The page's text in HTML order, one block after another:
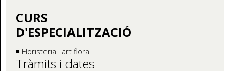
CURS
D'ESPECIALITZACIÓ
◾ Floristeria i art floral
Tràmits i dates